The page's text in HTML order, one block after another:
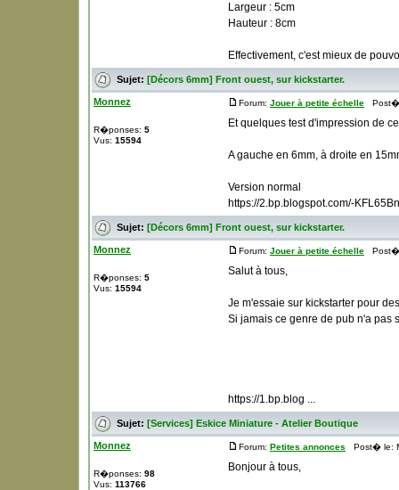
Largeur : 5cm
Hauteur : 8cm
Effectivement, c'est mieux de
Sujet: [Décors 6mm] Front ouest, sur kickstarter.
Monnez
R�ponses: 5
Vus: 15594
Forum: Jouer à petite échelle Post�
Et quelques test d'impression de
A gauche en 6mm, à droite en
Version normal
https://2.bp.blogspot.com/-
Sujet: [Décors 6mm] Front ouest, sur kickstarter.
Monnez
R�ponses: 5
Vus: 15594
Forum: Jouer à petite échelle Post�
Salut à tous,
Je m'essaie sur kickstarter pour
Si jamais ce genre de pub n'a pas
https://1.bp.blog ...
Sujet: [Services] Eskice Miniature - Atelier Boutique
Monnez
R�ponses: 98
Vus: 113766
Forum: Petites annonces Post� le:
Bonjour à tous,